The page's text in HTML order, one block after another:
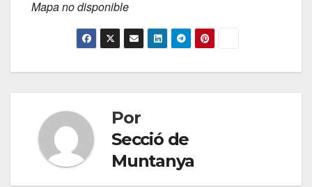
Mapa no disponible
Por
Secció de
Muntanya